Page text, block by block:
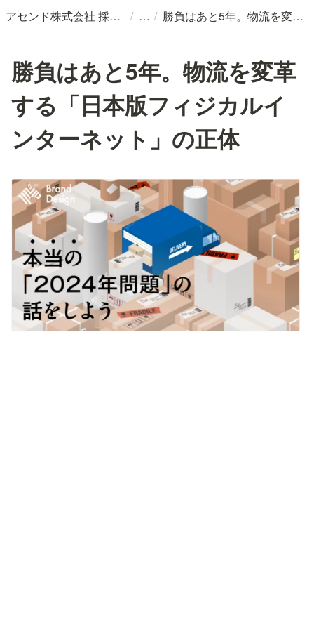
アセンド株式会社 採用情報 / / 勝負はあと5年。物流を変革する「日本版フィジカルインターネット」の正体
勝負はあと5年。物流を変革
する「日本版フィジカルイ
ンターネット」の正体